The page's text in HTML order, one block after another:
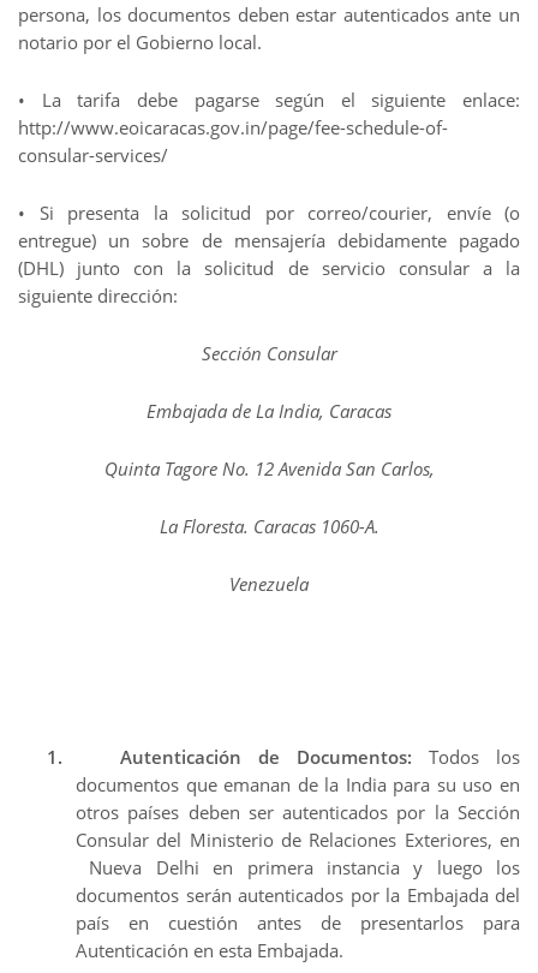
persona, los documentos deben estar autenticados ante un
notario por el Gobierno local.
• La tarifa debe pagarse según el siguiente enlace:
http://www.eoicaracas.gov.in/page/fee-schedule-of-
consular-services/
• Si presenta la solicitud por correo/courier, envíe (o
entregue) un sobre de mensajería debidamente pagado
(DHL) junto con la solicitud de servicio consular a la
siguiente dirección:
Sección Consular
Embajada de La India, Caracas
Quinta Tagore No. 12 Avenida San Carlos,
La Floresta. Caracas 1060-A.
Venezuela
1. Autenticación de Documentos: Todos los
documentos que emanan de la India para su uso en
otros países deben ser autenticados por la Sección
Consular del Ministerio de Relaciones Exteriores, en
Nueva Delhi en primera instancia y luego los
documentos serán autenticados por la Embajada del
país en cuestión antes de presentarlos para
Autenticación en esta Embajada.